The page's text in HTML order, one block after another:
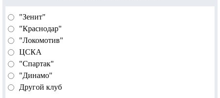
"Зенит"
"Краснодар"
"Локомотив"
ЦСКА
"Спартак"
"Динамо"
Другой клуб